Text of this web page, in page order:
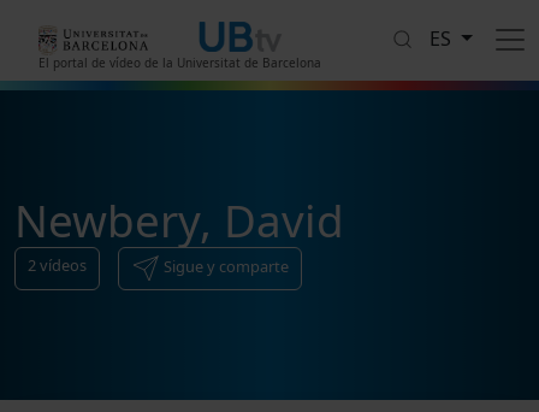
El portal de vídeo de la Universitat de Barcelona
ES
Newbery, David
2vídeos Sigue y comparte